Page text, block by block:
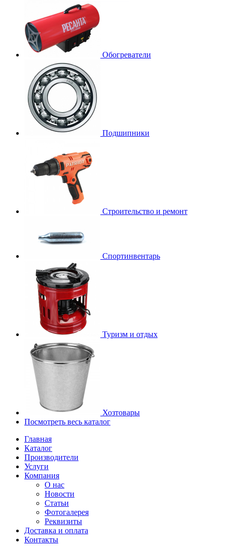
Обогреватели
Подшипники
Строительство и ремонт
Спортинвентарь
Туризм и отдых
Хозтовары
Посмотреть весь каталог
Главная
Каталог
Производители
Услуги
Компания
О нас
Новости
Статьи
Фотогалерея
Реквизиты
Доставка и оплата
Контакты